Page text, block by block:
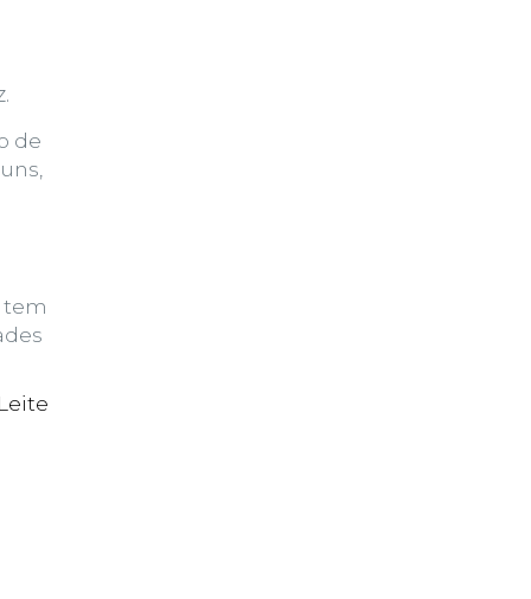
de
tem